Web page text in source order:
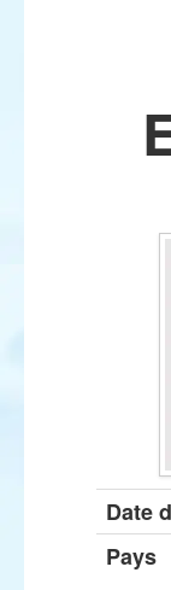
Date
Pays